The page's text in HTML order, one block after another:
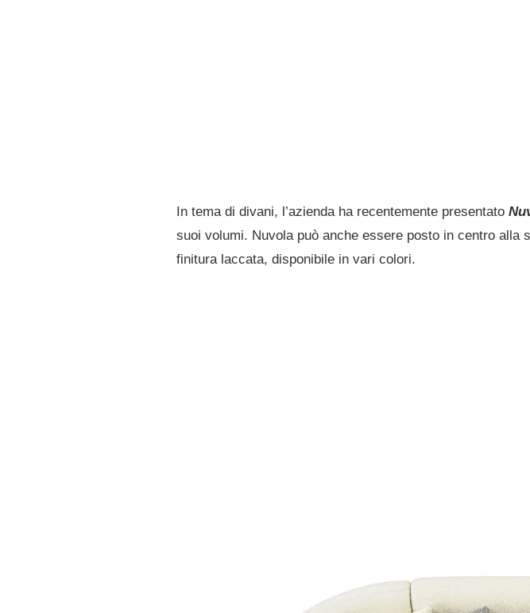
In tema di divani, l’azienda ha recentemente presentato
suoi volumi. Nuvola può anche essere posto in centro
finitura laccata, disponibile in vari colori.